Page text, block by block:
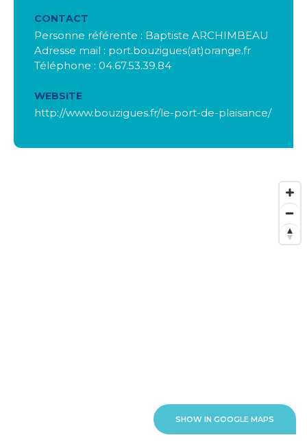
CONTACT
Personne référente : Baptiste ARCHIMBEAU
Adresse mail : port.bouzigues(at)orange.fr
Téléphone : 04.67.53.39.84
WEBSITE
http://www.bouzigues.fr/le-port-de-plaisance/
SHOW IN GOOGLE MAPS